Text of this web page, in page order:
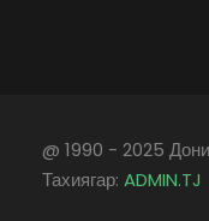
@ 1990 - 2025
Тахиягар: ADMIN.TJ